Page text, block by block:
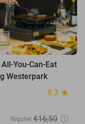
favorite_border
You-Can-Eat
Westerpark
8.3 star
Regulier €16,50